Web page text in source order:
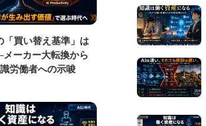
「買い替え基準」は
ーカー大転換から
労働者への示唆